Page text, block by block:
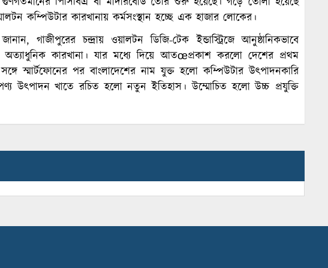
কম্পিউটার কারখানায় কর্মসংস্থান হচ্ছে এক হাজার লোকের।
গাজীপুরের চন্দ্রায় ওয়ালটন ডিজি-টেক ইন্ডাস্ট্রিজে আনুষ্ঠানিকভাবে
কারখানা। যার মধ্যে দিয়ে আতœপ্রকাশ করলো দেশের প্রথম
স্মার্টফোনের পর বাংলাদেশের নাম যুক্ত হলো কম্পিউটার উৎপাদনকারি
উৎপাদন খাতে রচিত হলো নতুন ইতিহাস। উম্মোচিত হলো উচ্চ প্রযুক্তি